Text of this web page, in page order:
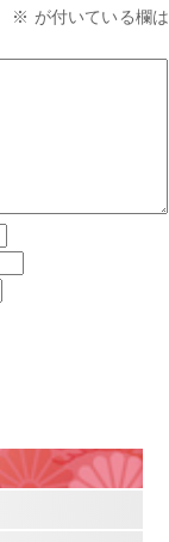
※ が付いている欄は